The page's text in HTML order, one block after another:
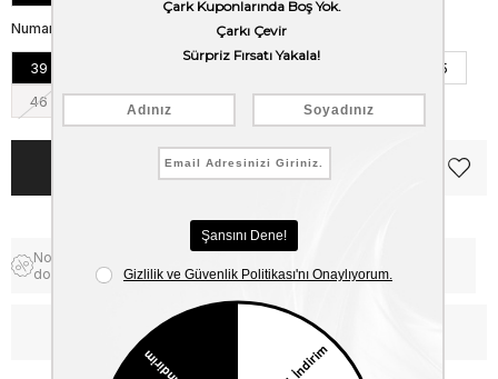
Numara
39
45
46
Notify me when the price goes
down
Free Shipping
WhatsApp’tan Bilgi Al